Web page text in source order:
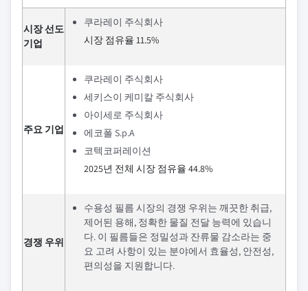
시장 선도
기업
쿠라레이 주식회사
시장 점유율 11.5%
주요 기업
쿠라레이 주식회사
세키스이 케미칼 주식회사
아이세로 주식회사
에코폴 S.p.A
코텍코퍼레이션
2025년 전체 시장 점유율 44.8%
경쟁 우위
수용성 필름 시장의 경쟁 우위는 깨끗한 취급,
제어된 용해, 정확한 물질 전달 능력에 있습니
다. 이 필름들은 정밀성과 잔류물 감소라는 중
요 고려 사항이 있는 분야에서 효율성, 안전성,
편의성을 지원합니다.